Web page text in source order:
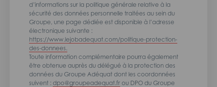
d’informations sur la politique générale relative à la
sécurité des données personnelle traitées au sein du
Groupe, une page dédiée est disponible à l’adresse
électronique suivante :
https://www.lejobadequat.com/politique-protection-
des-donnees.
Toute information complémentaire pourra également
être obtenue auprès du délégué à la protection des
données du Groupe Adéquat dont les coordonnées
suivent : dpo@groupeadequat.fr ou DPO du Groupe